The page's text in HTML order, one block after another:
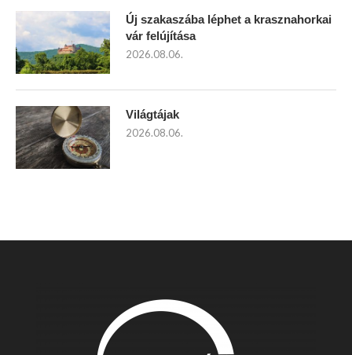
Új szakaszába léphet a krasznahorkai
vár felújítása
2026.08.06.
Világtájak
2026.08.06.